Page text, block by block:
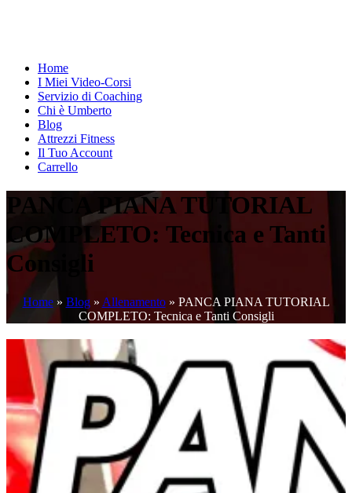
Home
I Miei Video-Corsi
Servizio di Coaching
Chi è Umberto
Blog
Attrezzi Fitness
Il Tuo Account
Carrello
PANCA PIANA TUTORIAL
COMPLETO: Tecnica e Tanti
Consigli
Home» Blog» Allenamento» PANCA PIANA TUTORIAL
COMPLETO: Tecnica e Tanti Consigli